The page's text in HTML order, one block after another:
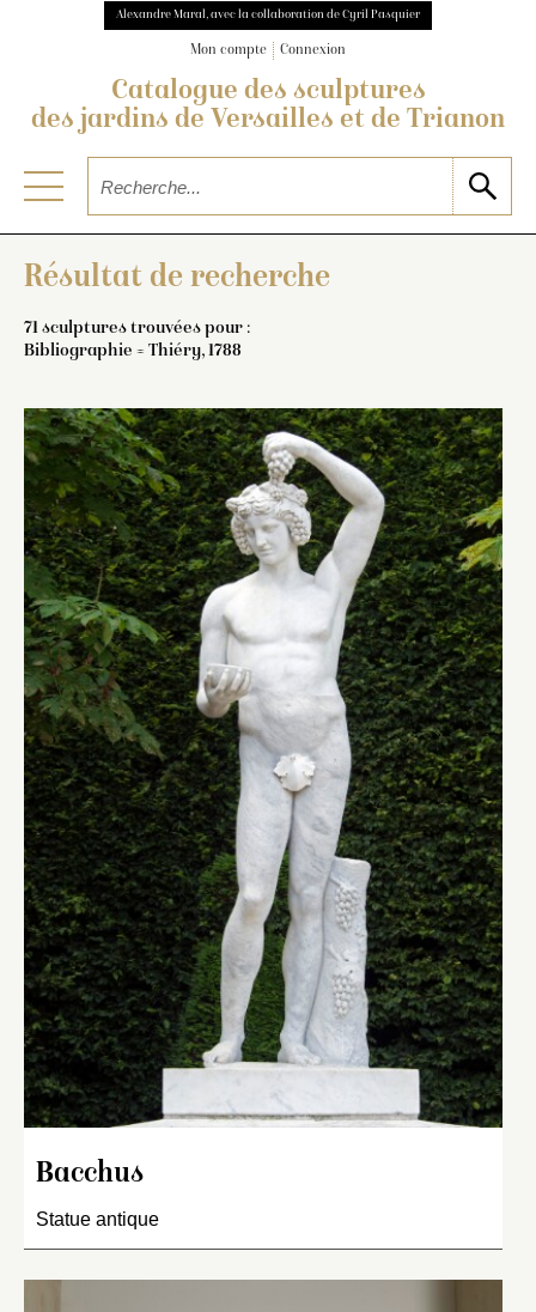
Alexandre Maral, avec la collaboration de Cyril Pasquier
Mon compte Connexion
Catalogue des sculptures
des jardins de Versailles et de Trianon
Résultat de recherche
71 sculptures trouvées pour :
Bibliographie = Thiéry, 1788
Bacchus
Statue antique